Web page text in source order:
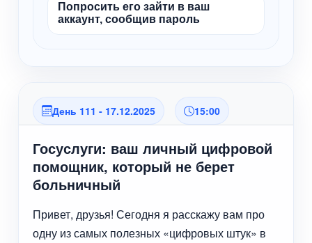
Попросить его зайти в ваш
аккаунт, сообщив пароль
День 111 - 17.12.2025 15:00
Госуслуги: ваш личный цифровой
помощник, который не берет
больничный
Привет, друзья! Сегодня я расскажу вам про
одну из самых полезных «цифровых штук» в